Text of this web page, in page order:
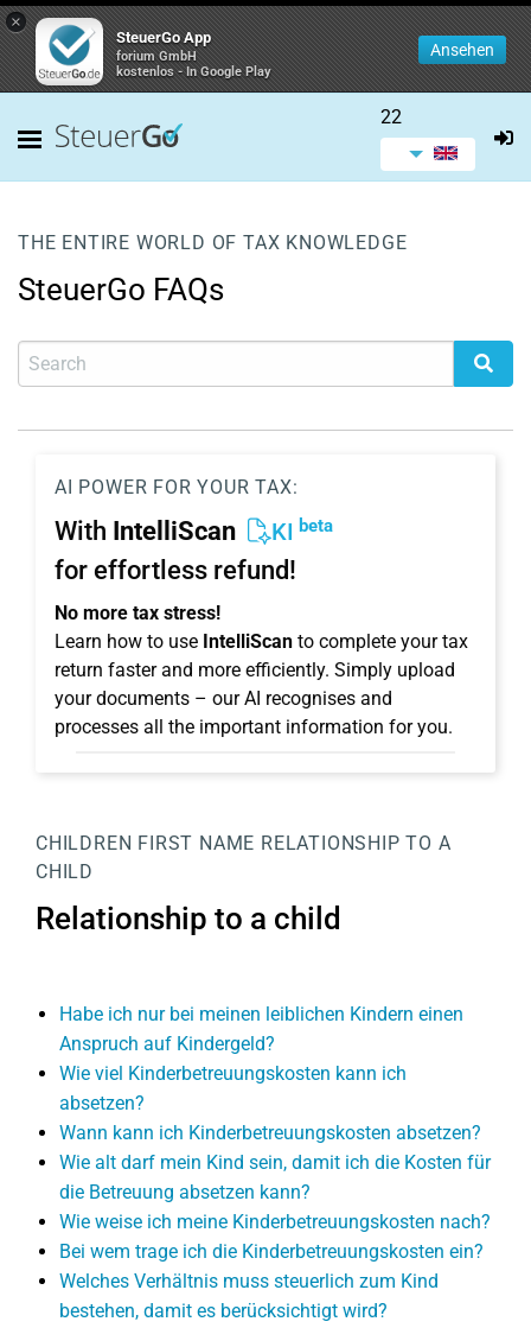
×
SteuerGo App
forium GmbH
kostenlos - In Google Play
Ansehen
22
THE ENTIRE WORLD OF TAX KNOWLEDGE
SteuerGo FAQs
AI POWER FOR YOUR TAX:
With IntelliScan KI beta
for effortless refund!
No more tax stress!
Learn how to use IntelliScan to complete your tax
return faster and more efficiently. Simply upload
your documents – our AI recognises and
processes all the important information for you.
CHILDREN FIRST NAME RELATIONSHIP TO A
CHILD
Relationship to a child
Habe ich nur bei meinen leiblichen Kindern einen
Anspruch auf Kindergeld?
Wie viel Kinderbetreuungskosten kann ich
absetzen?
Wann kann ich Kinderbetreuungskosten absetzen?
Wie alt darf mein Kind sein, damit ich die Kosten für
die Betreuung absetzen kann?
Wie weise ich meine Kinderbetreuungskosten nach?
Bei wem trage ich die Kinderbetreuungskosten ein?
Welches Verhältnis muss steuerlich zum Kind
bestehen, damit es berücksichtigt wird?